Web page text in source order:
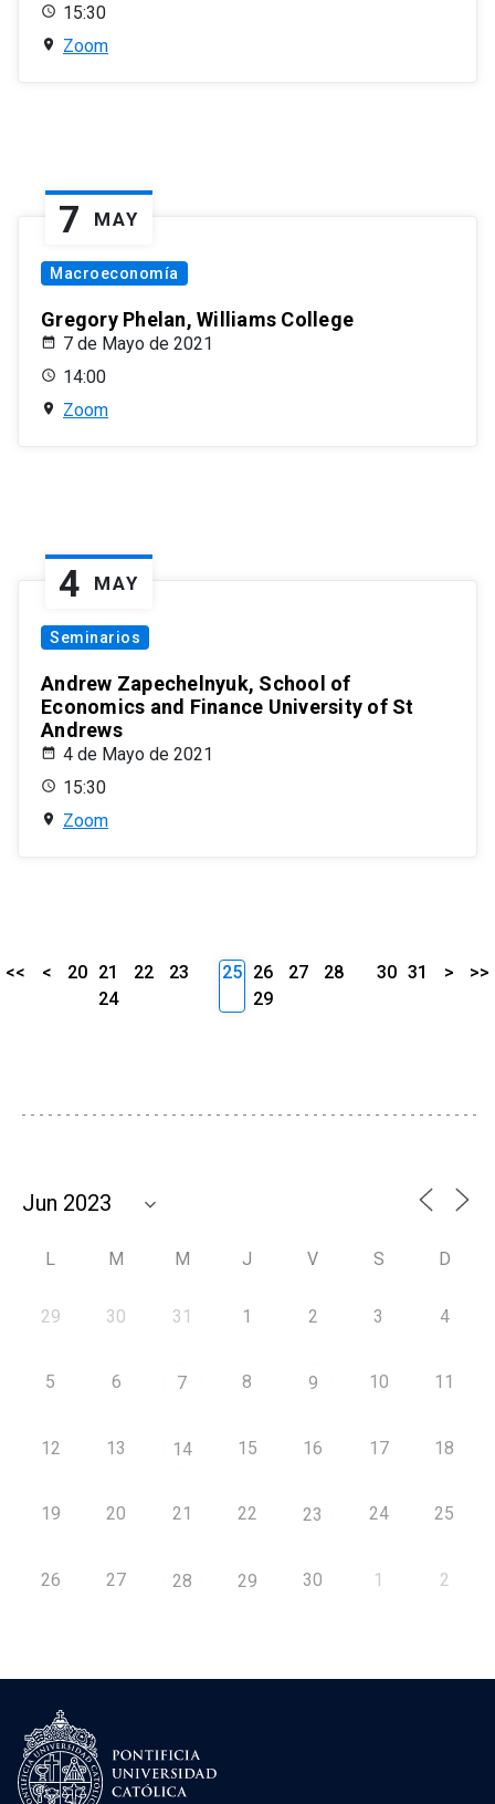
15:30
Zoom
7 MAY
Macroeconomía
Gregory Phelan, Williams College
7 de Mayo de 2021
14:00
Zoom
4 MAY
Seminarios
Andrew Zapechelnyuk, School of
Economics and Finance University of St
Andrews
4 de Mayo de 2021
15:30
Zoom
<< < 20 21 22
23
24
25 26 27
28
29
30 31 > >>
L M M J V S D
29 30 31 1 2 3 4
5 6 7 8 9 10 11
12 13 14 15 16 17 18
19 20 21 22 23 24 25
26 27 28 29 30 1 2